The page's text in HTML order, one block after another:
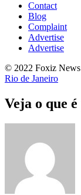
Contact
Blog
Complaint
Advertise
Advertise
© 2022 Foxiz
Rio de Janeiro
Veja o que